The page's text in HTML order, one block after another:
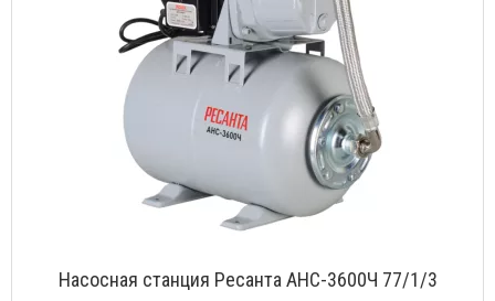
Насосная станция Ресанта АНС-3600Ч 77/1/3